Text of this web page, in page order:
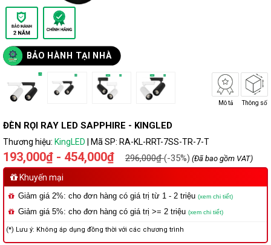
BẢO HÀNH TẠI NHÀ
Mô tả Thông số
ĐÈN RỌI RAY LED SAPPHIRE - KINGLED
Thương hiệu: KingLED Mã SP: RA-KL-RRT-7SS-TR-7-T
193,000₫ - 454,000₫ 296,000₫(-35%) (Đã bao gồm VAT)
Khuyến mại
Giảm giá 2%: cho đơn hàng có giá trị từ 1 - 2 triệu (xem chi tiết)
Giảm giá 5%: cho đơn hàng có giá trị >= 2 triệu (xem chi tiết)
(*) Lưu ý: Không áp dụng đồng thời với các chương trình